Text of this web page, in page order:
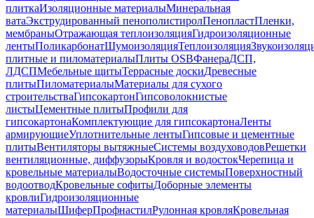
плиткаИзоляционные материалыМинеральная
ватаЭкструдированный пенополистиролПенопластПленки,
мембраныОтражающая теплоизоляцияГидроизоляционные
лентыПоликарбонатШумоизоляцияТеплоизоляция
плитные и пиломатериалыПлиты OSBФанераДСП,
ЛДСПМебельные щитыТеррасные доскиДревесные
плитыПиломатериалыМатериалы для сухого
строительстваГипсокартонГипсоволокнистые
листыЦементные плитыПрофили для
гипсокартонаКомплектующие для гипсокартонаЛенты
армирующиеУплотнительные лентыГипсовые и цементные
плитыВентиляторы вытяжныеСистемы воздуховодовРешетки
вентиляционные, диффузорыКровля и водостокЧерепица и
кровельные материалыВодосточные системыПоверхностный
водоотводКровельные софитыДоборные элементы
кровлиГидроизоляционные
материалыШиферПрофнастилРулонная кровляКровельная